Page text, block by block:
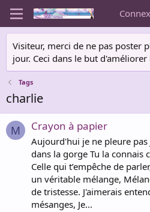
Visiteur, merci de ne pas poster
jour. Ceci dans le but
Tags
charlie
M Crayon à papier
Aujourd'hui je ne pleure
dans la gorge Tu la connais
Celle qui t’empêche de
un véritable mélange,
de tristesse. J'aimerais
mésanges, Je...